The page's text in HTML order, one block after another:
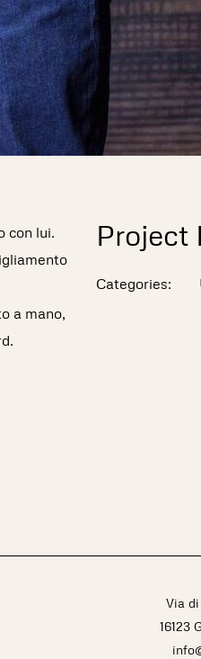
con lui.
a mano,
Project
Categories:
Via
16123